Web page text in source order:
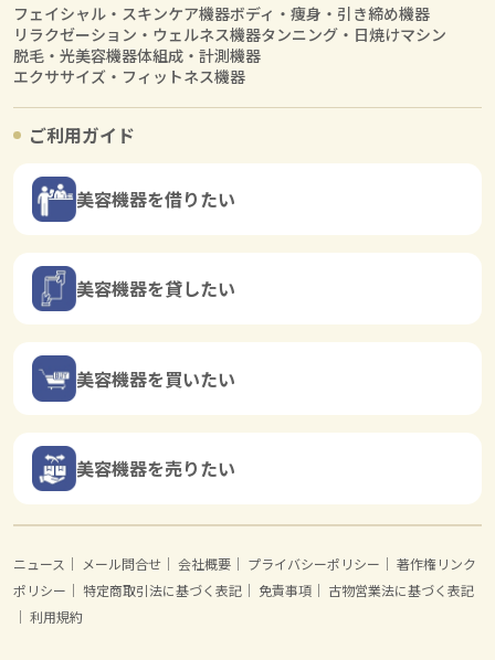
フェイシャル・スキンケア機器ボディ・痩身・引き締め機器
リラクゼーション・ウェルネス機器タンニング・日焼けマシン
脱毛・光美容機器体組成・計測機器
エクササイズ・フィットネス機器
ご利用ガイド
美容機器を借りたい
美容機器を貸したい
美容機器を買いたい
美容機器を売りたい
ニュース ｜ メール問合せ ｜ 会社概要 ｜ プライバシーポリシー ｜ 著作権リンク
ポリシー ｜ 特定商取引法に基づく表記 ｜ 免責事項 ｜ 古物営業法に基づく表記
｜ 利用規約